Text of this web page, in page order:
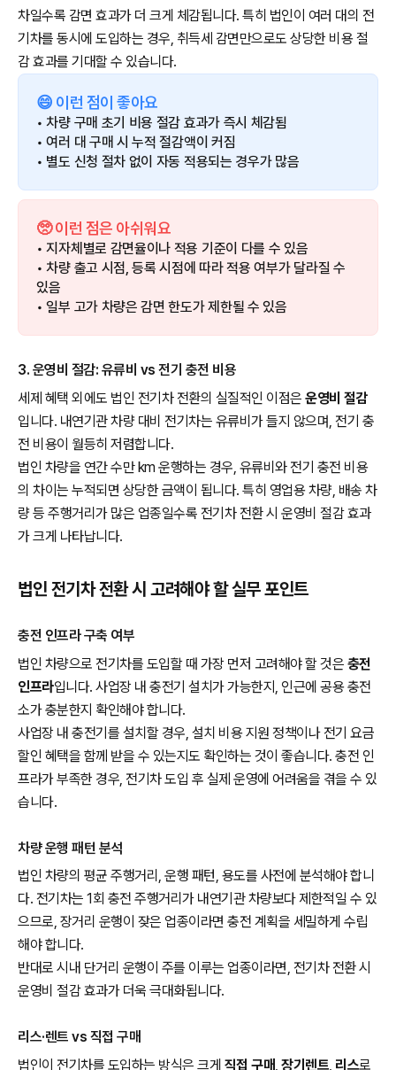
차일수록 감면 효과가 더 크게 체감됩니다. 특히 법인이 여러 대의 전
기차를 동시에 도입하는 경우, 취득세 감면만으로도 상당한 비용 절
감 효과를 기대할 수 있습니다.
😄 이런 점이 좋아요
• 차량 구매 초기 비용 절감 효과가 즉시 체감됨
• 여러 대 구매 시 누적 절감액이 커짐
• 별도 신청 절차 없이 자동 적용되는 경우가 많음
🥺 이런 점은 아쉬워요
• 지자체별로 감면율이나 적용 기준이 다를 수 있음
• 차량 출고 시점, 등록 시점에 따라 적용 여부가 달라질 수
있음
• 일부 고가 차량은 감면 한도가 제한될 수 있음
3. 운영비 절감: 유류비 vs 전기 충전 비용
세제 혜택 외에도 법인 전기차 전환의 실질적인 이점은 운영비 절감
입니다. 내연기관 차량 대비 전기차는 유류비가 들지 않으며, 전기 충
전 비용이 월등히 저렴합니다.
법인 차량을 연간 수만 km 운행하는 경우, 유류비와 전기 충전 비용
의 차이는 누적되면 상당한 금액이 됩니다. 특히 영업용 차량, 배송 차
량 등 주행거리가 많은 업종일수록 전기차 전환 시 운영비 절감 효과
가 크게 나타납니다.
법인 전기차 전환 시 고려해야 할 실무 포인트
충전 인프라 구축 여부
법인 차량으로 전기차를 도입할 때 가장 먼저 고려해야 할 것은 충전
인프라입니다. 사업장 내 충전기 설치가 가능한지, 인근에 공용 충전
소가 충분한지 확인해야 합니다.
사업장 내 충전기를 설치할 경우, 설치 비용 지원 정책이나 전기 요금
할인 혜택을 함께 받을 수 있는지도 확인하는 것이 좋습니다. 충전 인
프라가 부족한 경우, 전기차 도입 후 실제 운영에 어려움을 겪을 수 있
습니다.
차량 운행 패턴 분석
법인 차량의 평균 주행거리, 운행 패턴, 용도를 사전에 분석해야 합니
다. 전기차는 1회 충전 주행거리가 내연기관 차량보다 제한적일 수 있
으므로, 장거리 운행이 잦은 업종이라면 충전 계획을 세밀하게 수립
해야 합니다.
반대로 시내 단거리 운행이 주를 이루는 업종이라면, 전기차 전환 시
운영비 절감 효과가 더욱 극대화됩니다.
리스·렌트 vs 직접 구매
법인이 전기차를 도입하는 방식은 크게 직접 구매, 장기렌트, 리스로